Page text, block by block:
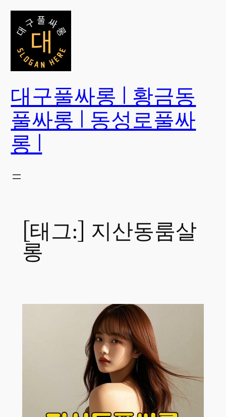
콘
가
기대구풀싸롱 | 황금동
풀싸롱 | 동성로풀싸
롱 |
[태그:] 지산동룸살
롱